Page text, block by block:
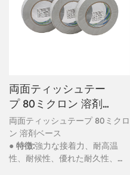
両面ティッシュテー
プ 80ミクロン 溶剤
ベース
両面ティッシュテープ 80ミクロ
ン 溶剤ベース
● 特徴:強力な接着力、耐高温
性、耐候性、優れた耐久性、防